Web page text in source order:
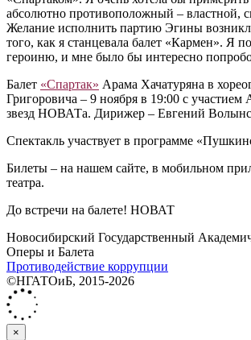
абсолютно противоположный – властной,
Желание исполнить партию Эгины
того, как я станцевала балет «Кармен». Я
героиню, и мне было бы интересно
Балет «Спартак» Арама Хачатуряна в
Григоровича – 9 ноября в 19:00 с
звезд НОВАТа. Дирижер – Евгений
Спектакль участвует в программе
Билеты – на нашем сайте, в мобильном
театра.
До встречи на балете! НОВАТ
Новосибирский Государственный
Оперы и Балета
Противодействие коррупции
©НГАТОиБ, 2015-2026
×